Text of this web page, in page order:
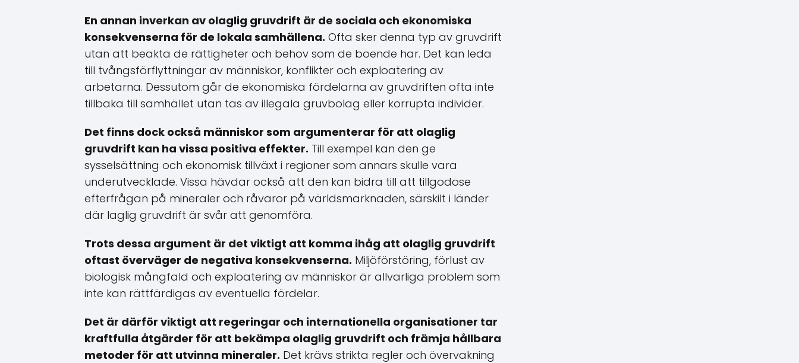
En annan inverkan av olaglig gruvdrift är de sociala och ekonomiska
konsekvenserna för de lokala samhällena. Ofta sker denna typ av gruvdrift
utan att beakta de rättigheter och behov som de boende har. Det kan leda
till tvångsförflyttningar av människor, konflikter och exploatering av
arbetarna. Dessutom går de ekonomiska fördelarna av gruvdriften ofta inte
tillbaka till samhället utan tas av illegala gruvbolag eller korrupta individer.
Det finns dock också människor som argumenterar för att olaglig
gruvdrift kan ha vissa positiva effekter. Till exempel kan den ge
sysselsättning och ekonomisk tillväxt i regioner som annars skulle vara
underutvecklade. Vissa hävdar också att den kan bidra till att tillgodose
efterfrågan på mineraler och råvaror på världsmarknaden, särskilt i länder
där laglig gruvdrift är svår att genomföra.
Trots dessa argument är det viktigt att komma ihåg att olaglig gruvdrift
oftast överväger de negativa konsekvenserna. Miljöförstöring, förlust av
biologisk mångfald och exploatering av människor är allvarliga problem som
inte kan rättfärdigas av eventuella fördelar.
Det är därför viktigt att regeringar och internationella organisationer tar
kraftfulla åtgärder för att bekämpa olaglig gruvdrift och främja hållbara
metoder för att utvinna mineraler. Det krävs strikta regler och övervakning